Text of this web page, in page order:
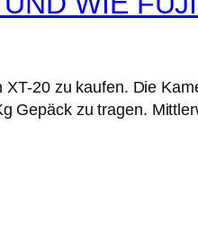
20 zu kaufen. Die
Gepäck zu tragen.